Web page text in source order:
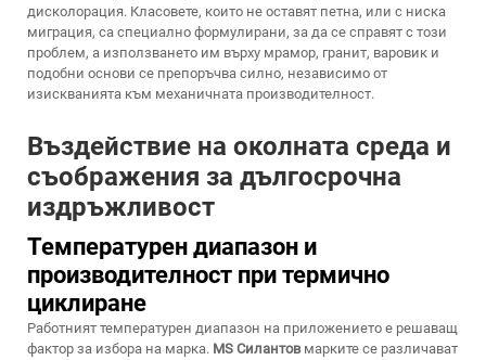
дисколорация. Класовете, които не оставят петна, или с ниска
миграция, са специално формулирани, за да се справят с този
проблем, а използването им върху мрамор, гранит, варовик и
подобни основи се препоръчва силно, независимо от
изискванията към механичната производителност.
Въздействие на околната среда и
съображения за дългосрочна
издръжливост
Температурен диапазон и
производителност при термично
циклиране
Работният температурен диапазон на приложението е решаващ
фактор за избора на марка. MS Силантов марките се различават